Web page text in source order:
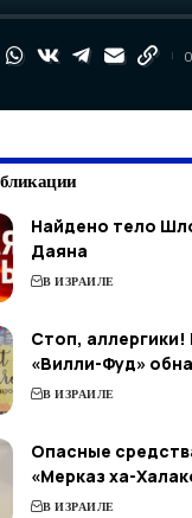
Найдено тело
Даяна
В ИЗРАИЛЕ
Стоп,
«Вилли-Фуд»
В ИЗРАИЛЕ
Опасные
«Мерказ ха-
В ИЗРАИЛЕ